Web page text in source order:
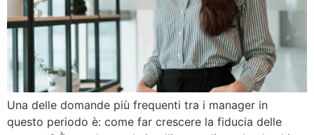
Una delle domande più frequenti tra i manager in
questo periodo è: come far crescere la fiducia delle